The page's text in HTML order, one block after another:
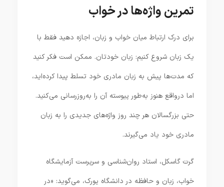
تمرین واژه‌ها در خواب
برای درک ارتباط میان خواب و زبان، اجازه دهید فقط با
یک زبان شروع کنیم: زبان خودتان. ممکن است فکر کنید
که مدت‌ها پیش به زبان مادری خود تسلط پیدا کرده‌اید،
اما درواقع هنوز به‌طور پیوسته آن را به‌روزرسانی می‌کنید.
حتی بزرگسالان هر چند روز واژه‌های جدیدی را به زبان
مادری خود یاد می‌گیرند.
گرت گاسکل، استاد روان‌شناسی و سرپرست آزمایشگاه
خواب، زبان و حافظه در دانشگاه یورک، می‌گوید: «در